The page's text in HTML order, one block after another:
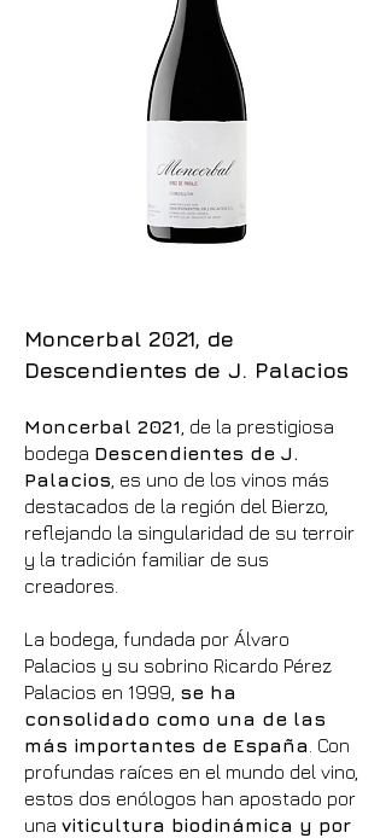
Moncerbal 2021, de
Descendientes de J. Palacios
Moncerbal 2021 , de la prestigiosa
bodega Descendientes de J.
Palacios , es uno de los vinos más
destacados de la región del Bierzo,
reflejando la singularidad de su terroir
y la tradición familiar de sus
creadores.
La bodega, fundada por Álvaro
Palacios y su sobrino Ricardo Pérez
Palacios en 1999, se ha
consolidado como una de las
más importantes de España . Con
profundas raíces en el mundo del vino,
estos dos enólogos han apostado por
una viticultura biodinámica y por